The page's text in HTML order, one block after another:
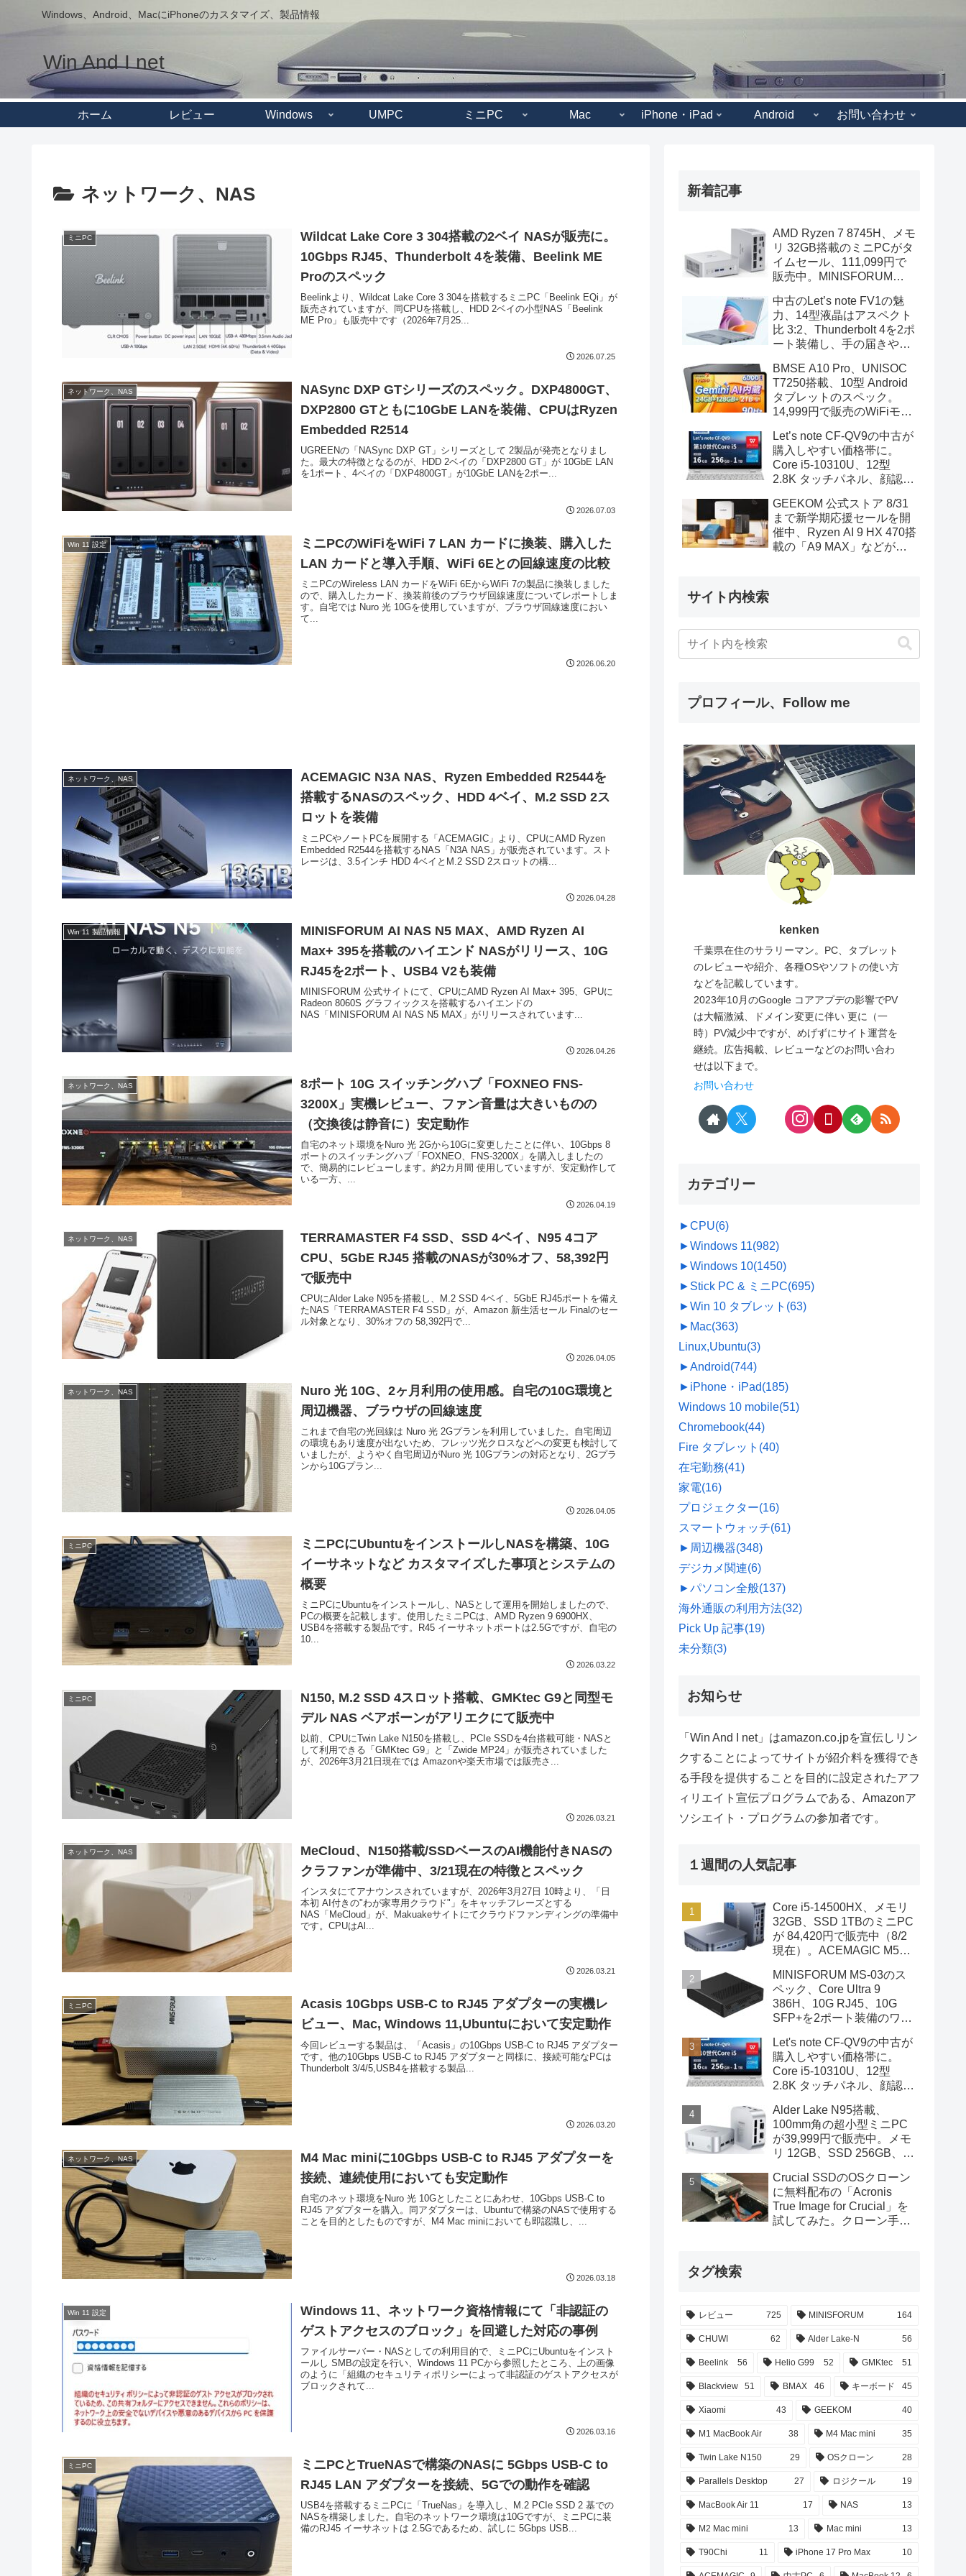
Windows、Android、MacにiPhoneのカスタマイズ、製品情報
Win And I net
ホーム レビュー Windows UMPC ミニPC Mac iPhone・iPad Android お問い合わせ
ネットワーク、NAS
ミニPC
Wildcat Lake Core 3 304搭載の2ベイ NASが販売に。
10Gbps RJ45、Thunderbolt 4を装備、Beelink ME
Proのスペック
Beelinkより、Wildcat Lake Core 3 304を搭載するミニPC「Beelink EQi」が
販売されていますが、同CPUを搭載し、HDD 2ベイの小型NAS「Beelink
ME Pro」も販売中です（2026年7月25...
2026.07.25
ネットワーク、NAS
NASync DXP GTシリーズのスペック。DXP4800GT、
DXP2800 GTともに10GbE LANを装備、CPUはRyzen
Embedded R2514
UGREENの「NASync DXP GT」シリーズとして 2製品が発売となりまし
た。最大の特徴となるのが、HDD 2ベイの「DXP2800 GT」が 10GbE LAN
を1ポート、4ベイの「DXP4800GT」が10GbE LANを2ポー...
2026.07.03
Win 11 設定
ミニPCのWiFiをWiFi 7 LAN カードに換装、購入した
LAN カードと導入手順、WiFi 6Eとの回線速度の比較
ミニPCのWireless LAN カードをWiFi 6EからWiFi 7の製品に換装しました
ので、購入したカード、換装前後のブラウザ回線速度についてレポートしま
す。自宅では Nuro 光 10Gを使用していますが、ブラウザ回線速度におい
て...
2026.06.20
ネットワーク、NAS
ACEMAGIC N3A NAS、Ryzen Embedded R2544を
搭載するNASのスペック、HDD 4ベイ、M.2 SSD 2ス
ロットを装備
ミニPCやノートPCを展開する「ACEMAGIC」より、CPUにAMD Ryzen
Embedded R2544を搭載するNAS「N3A NAS」が販売されています。スト
レージは、3.5インチ HDD 4ベイとM.2 SSD 2スロットの構...
2026.04.28
Win 11 製品情報
MINISFORUM AI NAS N5 MAX、AMD Ryzen AI
Max+ 395を搭載のハイエンド NASがリリース、10G
RJ45を2ポート、USB4 V2も装備
MINISFORUM 公式サイトにて、CPUにAMD Ryzen AI Max+ 395、GPUに
Radeon 8060S グラフィックスを搭載するハイエンドの
NAS「MINISFORUM AI NAS N5 MAX」がリリースされています...
2026.04.26
ネットワーク、NAS
8ポート 10G スイッチングハブ「FOXNEO FNS-
3200X」実機レビュー、ファン音量は大きいものの
（交換後は静音に）安定動作
自宅のネット環境をNuro 光 2Gから10Gに変更したことに伴い、10Gbps 8
ポートのスイッチングハブ「FOXNEO、FNS-3200X」を購入しましたの
で、簡易的にレビューします。約2カ月間 使用していますが、安定動作して
いる一方、...
2026.04.19
ネットワーク、NAS
TERRAMASTER F4 SSD、SSD 4ベイ、N95 4コア
CPU、5GbE RJ45 搭載のNASが30%オフ、58,392円
で販売中
CPUにAlder Lake N95を搭載し、M.2 SSD 4ベイ、5GbE RJ45ポートを備え
たNAS「TERRAMASTER F4 SSD」が、Amazon 新生活セール Finalのセー
ル対象となり、30%オフの 58,392円で...
2026.04.05
ネットワーク、NAS
Nuro 光 10G、2ヶ月利用の使用感。自宅の10G環境と
周辺機器、ブラウザの回線速度
これまで自宅の光回線は Nuro 光 2Gプランを利用していました。自宅周辺
の環境もあり速度が出ないため、フレッツ光クロスなどへの変更も検討して
いましたが、ようやく自宅周辺がNuro 光 10Gプランの対応となり、2Gプラ
ンから10Gプラン...
2026.04.05
ミニPC
ミニPCにUbuntuをインストールしNASを構築、10G
イーサネットなど カスタマイズした事項とシステムの
概要
ミニPCにUbuntuをインストールし、NASとして運用を開始しましたので、
PCの概要を記載します。使用したミニPCは、AMD Ryzen 9 6900HX、
USB4を搭載する製品です。R45 イーサネットポートは2.5Gですが、自宅の
10...
2026.03.22
ミニPC
N150, M.2 SSD 4スロット搭載、GMKtec G9と同型モ
デル NAS ベアボーンがアリエクにて販売中
以前、CPUにTwin Lake N150を搭載し、PCIe SSDを4台搭載可能・NASと
して利用できる「GMKtec G9」と「Zwide MP24」が販売されていました
が、2026年3月21日現在では Amazonや楽天市場では販売さ...
2026.03.21
ネットワーク、NAS
MeCloud、N150搭載/SSDベースのAI機能付きNASの
クラファンが準備中、3/21現在の特徴とスペック
インスタにてアナウンスされていますが、2026年3月27日 10時より、「日
本初 AI付きの"わが家専用クラウド"」をキャッチフレーズとする
NAS「MeCloud」が、Makuakeサイトにてクラウドファンディングの準備中
です。CPUはAl...
2026.03.21
ミニPC
Acasis 10Gbps USB-C to RJ45 アダプターの実機レ
ビュー、Mac, Windows 11,Ubuntuにおいて安定動作
今回レビューする製品は、「Acasis」の10Gbps USB-C to RJ45 アダプター
です。他の10Gbps USB-C to RJ45 アダプターと同様に、接続可能なPCは
Thunderbolt 3/4/5,USB4を搭載する製品...
2026.03.20
ネットワーク、NAS
M4 Mac miniに10Gbps USB-C to RJ45 アダプターを
接続、連続使用においても安定動作
自宅のネット環境をNuro 光 10Gとしたことにあわせ、10Gbps USB-C to
RJ45 アダプターを購入。同アダプターは、Ubuntuで構築のNASで使用する
ことを目的としたものですが、M4 Mac miniにおいても即認識し、...
2026.03.18
Win 11 設定
Windows 11、ネットワーク資格情報にて「非認証の
ゲストアクセスのブロック」を回避した対応の事例
ファイルサーバー・NASとしての利用目的で、ミニPCにUbuntuをインスト
ールし SMBの設定を行い、Windows 11 PCから参照したところ、上の画像
のように「組織のセキュリティポリシーによって非認証のゲストアクセスが
ブロックされて...
2026.03.16
ミニPC
ミニPCとTrueNASで構築のNASに 5Gbps USB-C to
RJ45 LAN アダプターを接続、5Gでの動作を確認
USB4を搭載するミニPCに「TrueNas」を導入し、M.2 PCIe SSD 2 基での
NASを構築しました。自宅のネットワーク環境は10Gですが、ミニPCに装
備のRJ45 イーサネットは 2.5Gであるため、試しに 5Gbps USB...
新着記事
AMD Ryzen 7 8745H、メモ
リ 32GB搭載のミニPCがタ
イムセール、111,099円で
販売中。MINISFORUM
中古のLet’s note FV1の魅
力、14型液晶はアスペクト
比 3:2、Thunderbolt 4を2ポ
ート装備し、手の届きやす
BMSE A10 Pro、UNISOC
T7250搭載、10型 Android
タブレットのスペック。
14,999円で販売のWiFiモデ
Let’s note CF-QV9の中古が
購入しやすい価格帯に。
Core i5-10310U、12型
2.8K タッチパネル、顔認証
GEEKOM 公式ストア 8/31
まで新学期応援セールを開
催中、Ryzen AI 9 HX 470搭
載の「A9 MAX」などがセ
サイト内検索
プロフィール、Follow me
kenken
千葉県在住のサラリーマン。PC、タブレット
のレビューや紹介、各種OSやソフトの使い方
などを記載しています。
2023年10月のGoogle コアアプデの影響でPV
は大幅激減、ドメイン変更に伴い 更に（一
時）PV減少中ですが、めげずにサイト運営を
継続。広告掲載、レビューなどのお問い合わ
せは以下まで。
お問い合わせ
カテゴリー
►CPU(6)
►Windows 11(982)
►Windows 10(1450)
► Stick PC & ミニPC(695)
►Win 10 タブレット (63)
► Mac(363)
Linux,Ubuntu(3)
►Android(744)
► iPhone・iPad(185)
Windows 10 mobile(51)
Chromebook(44)
Fire タブレット (40)
在宅勤務(41)
家電(16)
プロジェクター(16)
スマートウォッチ(61)
► 周辺機器(348)
デジカメ関連(6)
►パソコン全般(137)
海外通販の利用方法(32)
Pick Up 記事(19)
未分類(3)
お知らせ
「Win And I net」はamazon.co.jpを宣伝しリン
クすることによってサイトが紹介料を獲得でき
る手段を提供することを目的に設定されたアフ
ィリエイト宣伝プログラムである、Amazonア
ソシエイト・プログラムの参加者です。
１週間の人気記事
Core i5-14500HX、メモリ
32GB、SSD 1TBのミニPC
が 84,420円で販売中（8/2
現在）。ACEMAGIC M5の
MINISFORUM MS-03のス
ペック、Core Ultra 9
386H、10G RJ45、10G
SFP+を2ポート装備のワー
Let's note CF-QV9の中古が
購入しやすい価格帯に。
Core i5-10310U、12型
2.8K タッチパネル、顔認証
Alder Lake N95搭載、
100mm角の超小型ミニPC
が39,999円で販売中。メモ
リ 12GB、SSD 256GB、
Crucial SSDのOSクローン
に無料配布の「Acronis
True Image for Crucial」を
試してみた。クローン手順
タグ検索
レビュー 725 MINISFORUM 164
CHUWI 62 Alder Lake-N 56
Beelink 56 Helio G99 52 GMKtec 51
Blackview 51 BMAX 46 キーボード 45
Xiaomi 43 GEEKOM 40
M1 MacBook Air 38 M4 Mac mini 35
Twin Lake N150 29 OSクローン 28
Parallels Desktop 27 ロジクール 19
MacBook Air 11 17 NAS 13
M2 Mac mini 13 Mac mini 13
T90Chi 11 iPhone 17 Pro Max 10